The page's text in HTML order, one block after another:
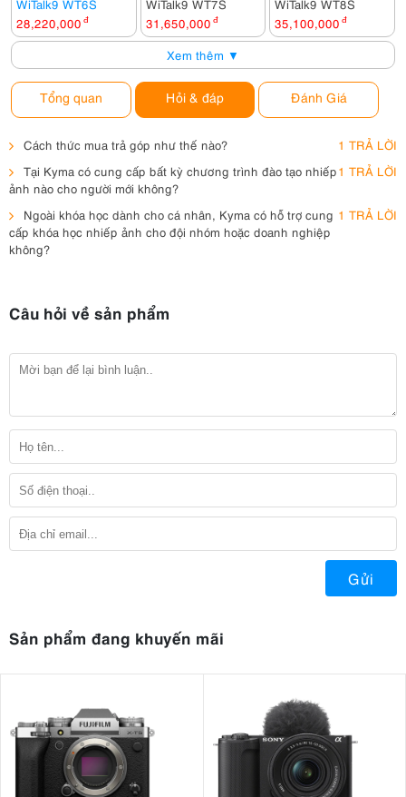
WiTalk9 WT6S
28,220,000 đ
WiTalk9 WT7S
31,650,000 đ
WiTalk9 WT8S
35,100,000 đ
Xem thêm ▼
Tổng quan Hỏi & đáp Đánh Giá
Cách thức mua trả góp như thế nào?
1 TRẢ LỜI
Tại Kyma có cung cấp bất kỳ chương trình đào tạo nhiếp
ảnh nào cho người mới không?
1 TRẢ LỜI
Ngoài khóa học dành cho cá nhân, Kyma có hỗ trợ cung
cấp khóa học nhiếp ảnh cho đội nhóm hoặc doanh nghiệp
không?
1 TRẢ LỜI
Câu hỏi về sản phẩm
Gửi
Sản phẩm đang khuyến mãi